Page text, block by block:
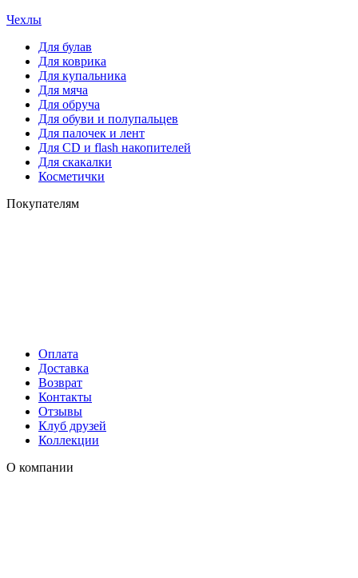
Чехлы
Для булав
Для коврика
Для купальника
Для мяча
Для обруча
Для обуви и полупальцев
Для палочек и лент
Для СD и flash накопителей
Для скакалки
Косметички
Покупателям
Оплата
Доставка
Возврат
Контакты
Отзывы
Клуб друзей
Коллекции
О компании